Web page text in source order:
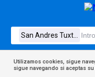
Utilizamos cookies, sigue
sigue navegando si aceptas